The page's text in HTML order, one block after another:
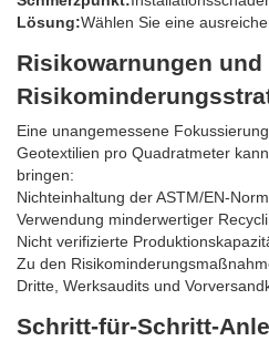
Lösung:Wählen Sie eine
Risikowarnungen und
Eine unangemessene
Geotextilien pro Quadratmeter
bringen:
Nichteinhaltung der ASTM/EN-
Verwendung minderwertiger
Nicht verifizierte
Zu den
Dritte, Werksaudits und
Schritt-für-Schritt-